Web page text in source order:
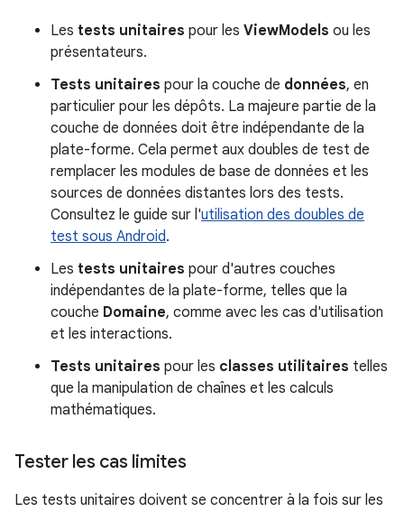
Les tests unitaires pour les ViewModels ou les
présentateurs.
Tests unitaires pour la couche de données, en
particulier pour les dépôts. La majeure partie de la
couche de données doit être indépendante de la
plate-forme. Cela permet aux doubles de test de
remplacer les modules de base de données et les
sources de données distantes lors des tests.
Consultez le guide sur l'utilisation des doubles de
test sous Android.
Les tests unitaires pour d'autres couches
indépendantes de la plate-forme, telles que la
couche Domaine, comme avec les cas d'utilisation
et les interactions.
Tests unitaires pour les classes utilitaires telles
que la manipulation de chaînes et les calculs
mathématiques.
Tester les cas limites
Les tests unitaires doivent se concentrer à la fois sur les